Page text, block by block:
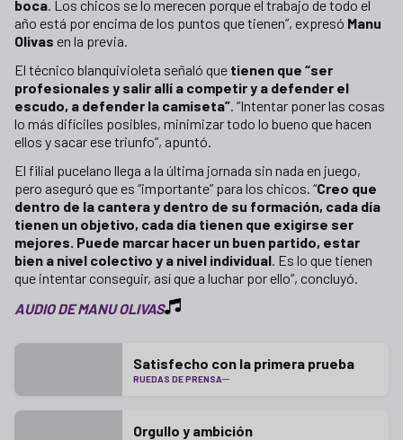
boca. Los chicos se lo merecen porque el trabajo de todo el
año está por encima de los puntos que tienen”, expresó Manu
Olivas en la previa.
El técnico blanquivioleta señaló que tienen que “ser
profesionales y salir allí a competir y a defender el
escudo, a defender la camiseta”. “Intentar poner las cosas
lo más difíciles posibles, minimizar todo lo bueno que hacen
ellos y sacar ese triunfo”, apuntó.
El filial pucelano llega a la última jornada sin nada en juego,
pero aseguró que es “importante” para los chicos. “Creo que
dentro de la cantera y dentro de su formación, cada día
tienen un objetivo, cada día tienen que exigirse ser
mejores. Puede marcar hacer un buen partido, estar
bien a nivel colectivo y a nivel individual. Es lo que tienen
que intentar conseguir, así que a luchar por ello”, concluyó.
AUDIO DE MANU OLIVAS
Satisfecho con la primera prueba
RUEDAS DE PRENSA
Orgullo y ambición